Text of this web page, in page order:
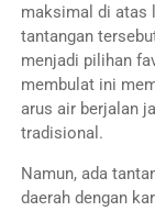
maksimal di atas
tantangan
menjadi pilihan
membulat ini
arus air berjalan
tradisional.
Namun, ada
daerah dengan